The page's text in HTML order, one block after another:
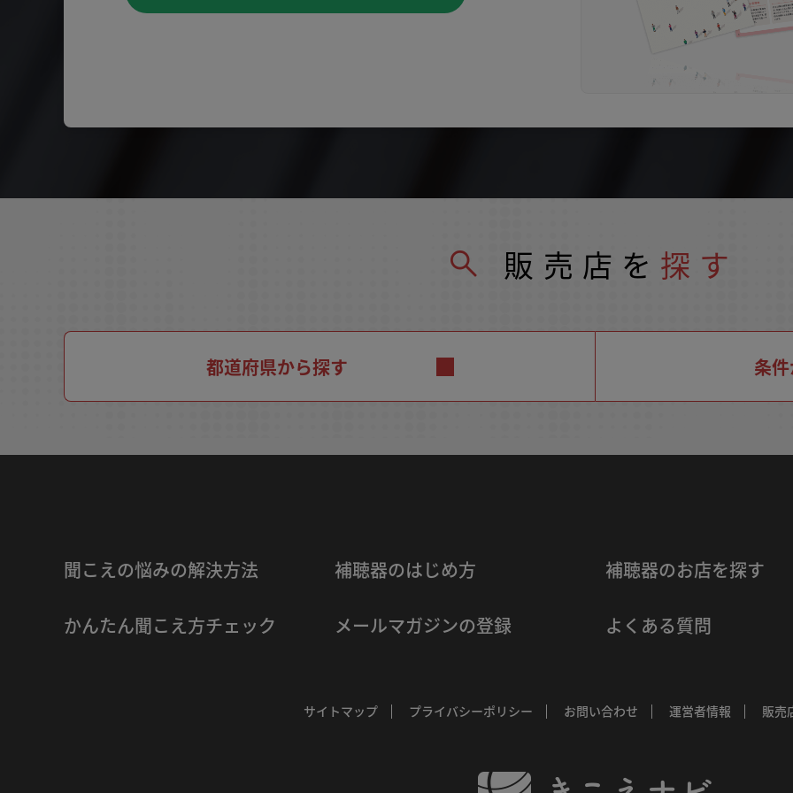
販売店を 探す
都道府県から探す 条
聞こえの悩みの解決方法 補聴器のはじめ方 補聴器のお店を探す
かんたん聞こえ方チェック メールマガジンの登録 よくある質問
サイトマップ プライバシーポリシー お問い合わせ 運営者情報 販売